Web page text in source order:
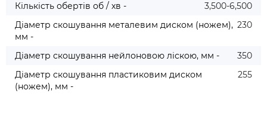
Кількість обертів об / хв -
3,500-6,500
Діаметр скошування металевим диском (ножем),
мм -
230
Діаметр скошування нейлоновою ліскою, мм -
350
Діаметр скошування пластиковим диском
(ножем), мм -
255